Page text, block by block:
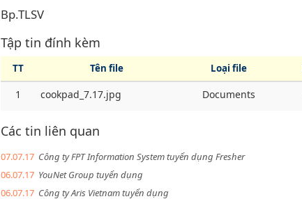
Bp.TLSV
Tập tin đính kèm
TT Tên file Loại file
1 cookpad_7.17.jpg Documents
Các tin liên quan
07.07.17 Công ty FPT Information System tuyển dụng Fresher
06.07.17 YouNet Group tuyển dụng
06.07.17 Công ty Aris Vietnam tuyển dụng